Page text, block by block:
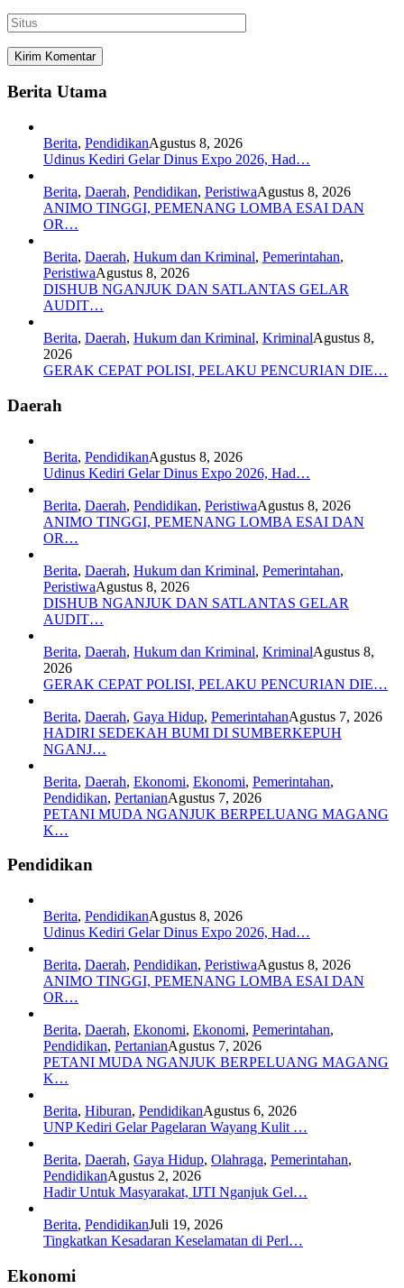
Berita Utama
Berita, PendidikanAgustus 8, 2026
Udinus Kediri Gelar Dinus Expo 2026, Had…
Berita, Daerah, Pendidikan, PeristiwaAgustus 8, 2026
ANIMO TINGGI, PEMENANG LOMBA ESAI DAN
OR…
Berita, Daerah, Hukum dan Kriminal, Pemerintahan,
PeristiwaAgustus 8, 2026
DISHUB NGANJUK DAN SATLANTAS GELAR
AUDIT…
Berita, Daerah, Hukum dan Kriminal, KriminalAgustus 8,
2026
GERAK CEPAT POLISI, PELAKU PENCURIAN DIE…
Daerah
Berita, PendidikanAgustus 8, 2026
Udinus Kediri Gelar Dinus Expo 2026, Had…
Berita, Daerah, Pendidikan, PeristiwaAgustus 8, 2026
ANIMO TINGGI, PEMENANG LOMBA ESAI DAN
OR…
Berita, Daerah, Hukum dan Kriminal, Pemerintahan,
PeristiwaAgustus 8, 2026
DISHUB NGANJUK DAN SATLANTAS GELAR
AUDIT…
Berita, Daerah, Hukum dan Kriminal, KriminalAgustus 8,
2026
GERAK CEPAT POLISI, PELAKU PENCURIAN DIE…
Berita, Daerah, Gaya Hidup, PemerintahanAgustus 7, 2026
HADIRI SEDEKAH BUMI DI SUMBERKEPUH
NGANJ…
Berita, Daerah, Ekonomi, Ekonomi, Pemerintahan,
Pendidikan, PertanianAgustus 7, 2026
PETANI MUDA NGANJUK BERPELUANG MAGANG
K…
Pendidikan
Berita, PendidikanAgustus 8, 2026
Udinus Kediri Gelar Dinus Expo 2026, Had…
Berita, Daerah, Pendidikan, PeristiwaAgustus 8, 2026
ANIMO TINGGI, PEMENANG LOMBA ESAI DAN
OR…
Berita, Daerah, Ekonomi, Ekonomi, Pemerintahan,
Pendidikan, PertanianAgustus 7, 2026
PETANI MUDA NGANJUK BERPELUANG MAGANG
K…
Berita, Hiburan, PendidikanAgustus 6, 2026
UNP Kediri Gelar Pagelaran Wayang Kulit …
Berita, Daerah, Gaya Hidup, Olahraga, Pemerintahan,
PendidikanAgustus 2, 2026
Hadir Untuk Masyarakat, IJTI Nganjuk Gel…
Berita, PendidikanJuli 19, 2026
Tingkatkan Kesadaran Keselamatan di Perl…
Ekonomi